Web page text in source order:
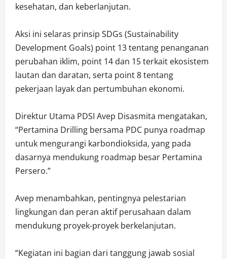
kesehatan, dan keberlanjutan.
Aksi ini selaras prinsip SDGs (Sustainability
Development Goals) point 13 tentang penanganan
perubahan iklim, point 14 dan 15 terkait ekosistem
lautan dan daratan, serta point 8 tentang
pekerjaan layak dan pertumbuhan ekonomi.
Direktur Utama PDSI Avep Disasmita mengatakan,
“Pertamina Drilling bersama PDC punya roadmap
untuk mengurangi karbondioksida, yang pada
dasarnya mendukung roadmap besar Pertamina
Persero.”
Avep menambahkan, pentingnya pelestarian
lingkungan dan peran aktif perusahaan dalam
mendukung proyek-proyek berkelanjutan.
“Kegiatan ini bagian dari tanggung jawab sosial